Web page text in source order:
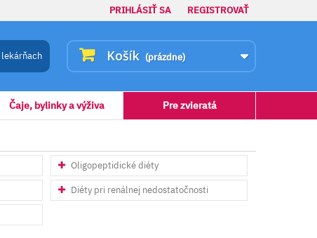
PRIHLÁSIŤ SA REGISTROVAŤ
Košík (prázdne)
lekárňach
Čaje, bylinky a výživa Pre zvieratá
Oligopeptidické diéty
Diéty pri renálnej nedostatočnosti